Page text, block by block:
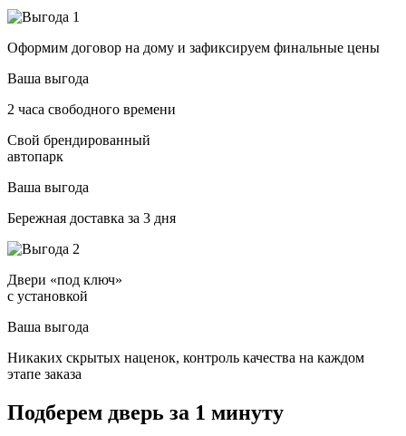
Оформим договор на дому и зафиксируем финальные цены
Ваша выгода
2 часа свободного времени
Свой брендированный
автопарк
Ваша выгода
Бережная доставка за 3 дня
Двери «под ключ»
с установкой
Ваша выгода
Никаких скрытых наценок, контроль качества на каждом
этапе заказа
Подберем дверь за 1 минуту